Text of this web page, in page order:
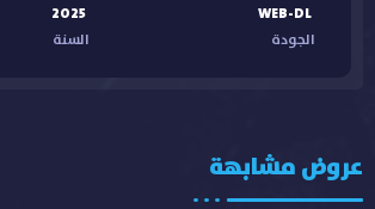
WEB-DL
الجودة
2025
السنة
عروض مشابهة